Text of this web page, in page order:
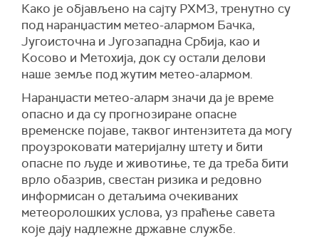
Како је објављено на сајту РХМЗ, тренутно су
под наранџастим метео-алармом Бачка,
Југоисточна и Југозападна Србија, као и
Косово и Метохија, док су остали делови
наше земље под жутим метео-алармом.
Наранџасти метео-аларм значи да је време
опасно и да су прогнозиране опасне
временске појаве, таквог интензитета да могу
проузроковати материјалну штету и бити
опасне по људе и животиње, те да треба бити
врло обазрив, свестан ризика и редовно
информисан о детаљима очекиваних
метеоролошких услова, уз праћење савета
које дају надлежне државне службе.